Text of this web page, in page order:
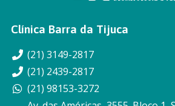
Clínica Barra da Tijuca
(21) 3149-2817
(21) 2439-2817
(21) 98153-3272